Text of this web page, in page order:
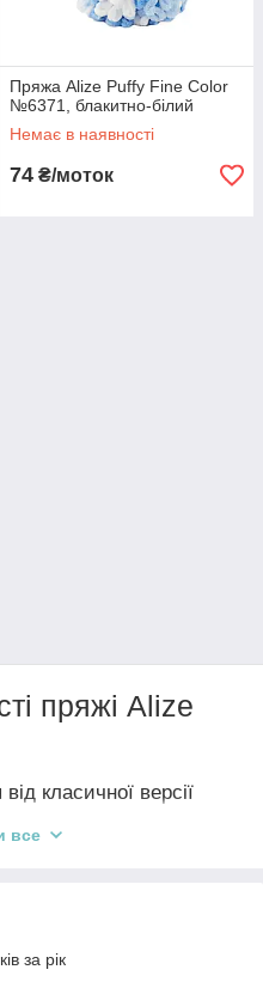
Пряжа Alize Puffy Fine Color
№6371, блакитно-білий
Немає в наявності
74 ₴/моток
пряжі Alize
класичної версії
все
за рік